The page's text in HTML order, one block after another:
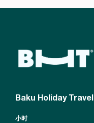
Baku Holiday Travel
小时